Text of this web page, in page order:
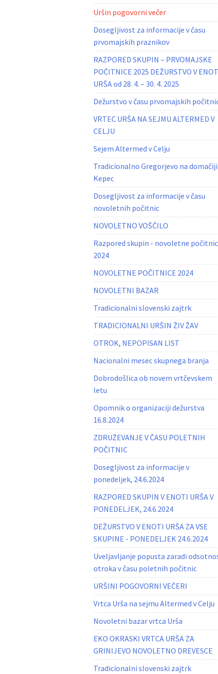
Uršin pogovorni večer
Dosegljivost za informacije v času
prvomajskih praznikov
RAZPORED SKUPIN – PRVOMAJSKE
POČITNICE 2025 DEŽURSTVO V
URŠA od 28. 4. – 30. 4. 2025
Dežurstvo v času prvomajskih
VRTEC URŠA NA SEJMU ALTERMED V
CELJU
Sejem Altermed v Celju
Tradicionalno Gregorjevo na domačiji
Kepec
Dosegljivost za informacije v času
novoletnih počitnic
NOVOLETNO VOŠČILO
Razpored skupin - novoletne
2024
NOVOLETNE POČITNICE 2024
NOVOLETNI BAZAR
Tradicionalni slovenski zajtrk
TRADICIONALNI URŠIN ŽIV ŽAV
OTROK, NEPOPISAN LIST
Nacionalni mesec skupnega branja
Dobrodošlica ob novem vrtčevskem
letu
Opomnik o organizaciji dežurstva
16.8.2024
ZDRUŽEVANJE V ČASU POLETNIH
POČITNIC
Dosegljivost za informacije v
ponedeljek, 24.6.2024
RAZPORED SKUPIN V ENOTI URŠA V
PONEDELJEK, 24.6.2024
DEŽURSTVO V ENOTI URŠA ZA VSE
SKUPINE - PONEDELJEK 24.6.2024
Uveljavljanje popusta zaradi
otroka v času poletnih počitnic
URŠINI POGOVORNI VEČERI
Vrtca Urša na sejmu Altermed v Celju
Novoletni bazar vrtca Urša
EKO OKRASKI VRTCA URŠA ZA
GRINIJEVO NOVOLETNO DREVESCE
Tradicionalni slovenski zajtrk